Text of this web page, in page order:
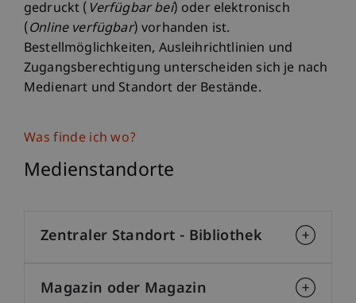
gedruckt ( Verfügbar bei) oder elektronisch
(Online verfügbar) vorhanden ist.
Bestellmöglichkeiten, Ausleihrichtlinien und
Zugangsberechtigung unterscheiden sich je nach
Medienart und Standort der Bestände.
Was finde ich wo?
Medienstandorte
Zentraler Standort - Bibliothek
Magazin oder Magazin